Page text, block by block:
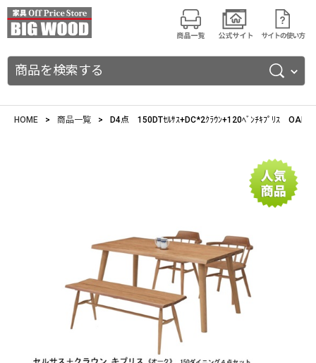
商品を検索する
HOME 商品一覧 D4点 150DTｾﾙｻｽ+DC*2ｸﾗｳﾝ+120ﾍﾞﾝﾁｷﾌﾟﾘｽ OAK